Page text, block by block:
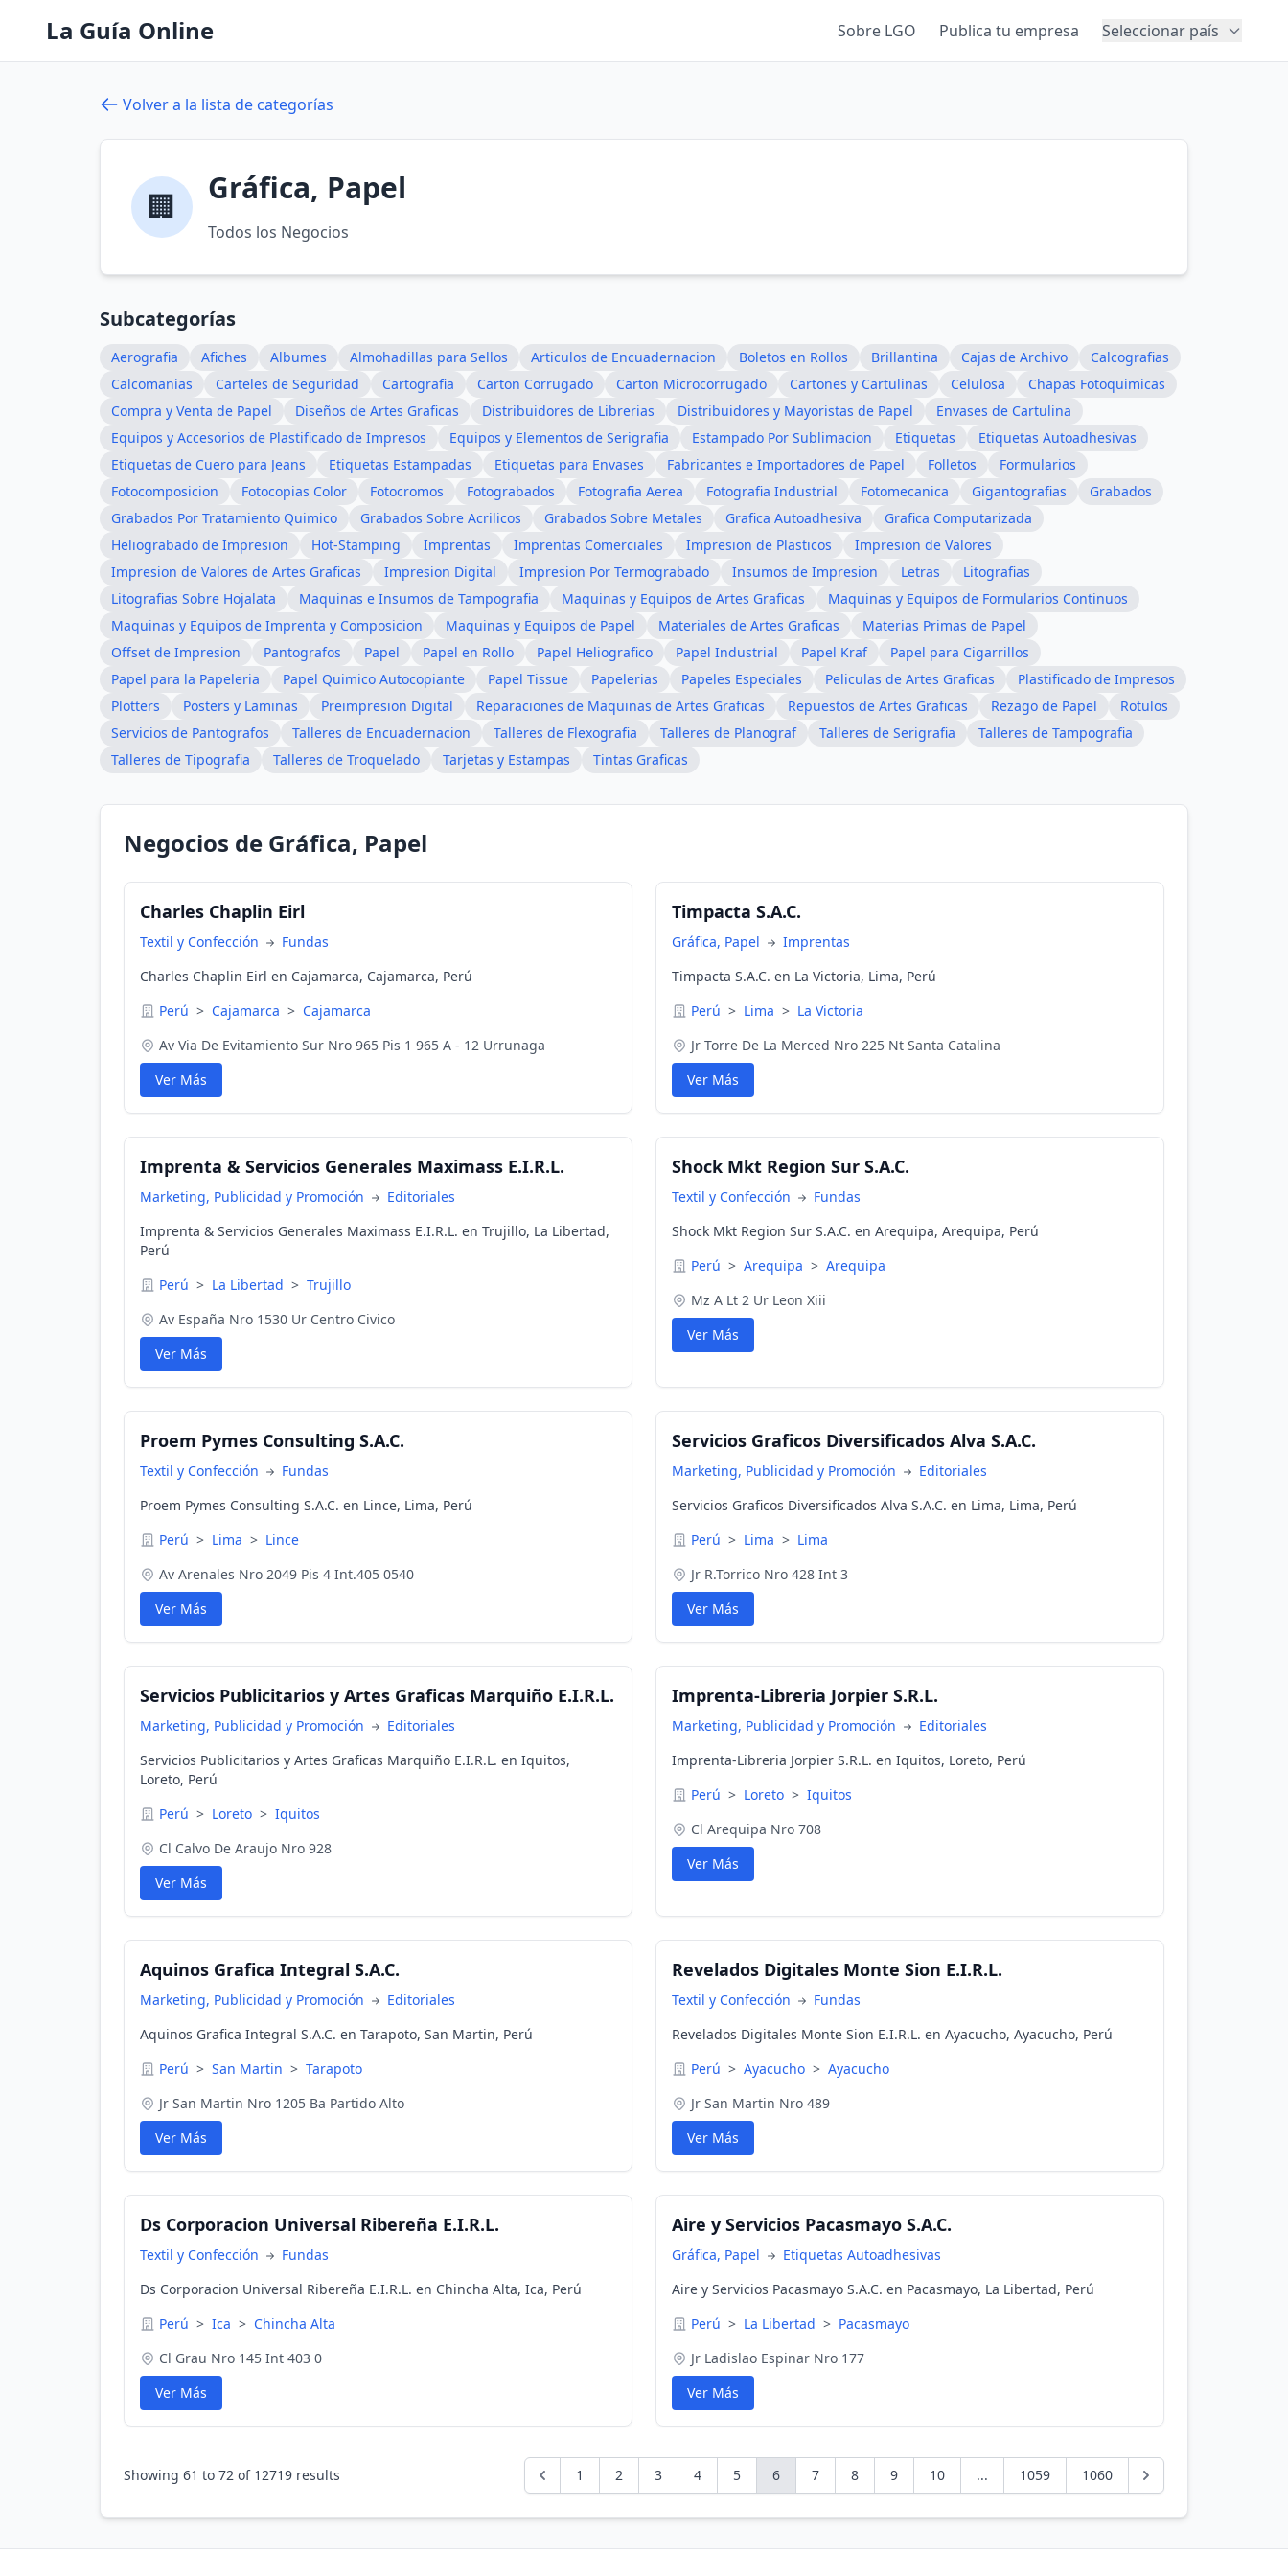
La Guía Online Sobre LGO Publica tu empresa Seleccionar país
Volver a la lista de categorías
🏢 Gráfica, Papel
Todos los Negocios
Subcategorías
Aerografia Afiches Albumes Almohadillas para Sellos Articulos de Encuadernacion Boletos en Rollos Brillantina Cajas de Archivo
Calcografias
Calcomanias
Carteles de Seguridad Cartografia Carton Corrugado Carton Microcorrugado Cartones y Cartulinas Celulosa
Chapas Fotoquimicas
Compra y Venta de Papel
Diseños de Artes Graficas Distribuidores de Librerias Distribuidores y Mayoristas de Papel
Envases de Cartulina
Equipos y Accesorios de Plastificado de Impresos
Equipos y Elementos de Serigrafia Estampado Por Sublimacion Etiquetas
Etiquetas Autoadhesivas
Etiquetas de Cuero para Jeans
Etiquetas Estampadas Etiquetas para Envases Fabricantes e Importadores de Papel Folletos
Formularios
Fotocomposicion
Fotocopias Color Fotocromos Fotograbados Fotografia Aerea Fotografia Industrial Fotomecanica Gigantografias
Grabados
Grabados Por Tratamiento Quimico
Grabados Sobre Acrilicos Grabados Sobre Metales Grafica Autoadhesiva
Grafica Computarizada
Heliograbado de Impresion
Hot-Stamping Imprentas Imprentas Comerciales Impresion de Plasticos
Impresion de Valores
Impresion de Valores de Artes Graficas
Impresion Digital Impresion Por Termograbado Insumos de Impresion Letras
Litografias
Litografias Sobre Hojalata
Maquinas e Insumos de Tampografia Maquinas y Equipos de Artes Graficas
Maquinas y Equipos de Formularios Continuos
Maquinas y Equipos de Imprenta y Composicion
Maquinas y Equipos de Papel Materiales de Artes Graficas
Materias Primas de Papel
Offset de Impresion
Pantografos Papel Papel en Rollo Papel Heliografico Papel Industrial Papel Kraf
Papel para Cigarrillos
Papel para la Papeleria
Papel Quimico Autocopiante Papel Tissue Papelerias Papeles Especiales Peliculas de Artes Graficas
Plastificado de Impresos
Plotters
Posters y Laminas Preimpresion Digital Reparaciones de Maquinas de Artes Graficas Repuestos de Artes Graficas Rezago de Papel
Rotulos
Servicios de Pantografos
Talleres de Encuadernacion Talleres de Flexografia Talleres de Planograf Talleres de Serigrafia
Talleres de Tampografia
Talleres de Tipografia
Talleres de Troquelado Tarjetas y Estampas Tintas Graficas
Negocios de Gráfica, Papel
Charles Chaplin Eirl
Textil y Confección
Fundas
Charles Chaplin Eirl en Cajamarca, Cajamarca, Perú
Perú > Cajamarca > Cajamarca
Av Via De Evitamiento Sur Nro 965 Pis 1 965 A - 12 Urrunaga
Ver Más
Timpacta S.A.C.
Gráfica, Papel
Imprentas
Timpacta S.A.C. en La Victoria, Lima, Perú
Perú > Lima > La Victoria
Jr Torre De La Merced Nro 225 Nt Santa Catalina
Ver Más
Imprenta & Servicios Generales Maximass E.I.R.L.
Marketing, Publicidad y Promoción
Editoriales
Imprenta & Servicios Generales Maximass E.I.R.L. en Trujillo, La Libertad,
Perú
Perú > La Libertad > Trujillo
Av España Nro 1530 Ur Centro Civico
Ver Más
Shock Mkt Region Sur S.A.C.
Textil y Confección
Fundas
Shock Mkt Region Sur S.A.C. en Arequipa, Arequipa, Perú
Perú > Arequipa > Arequipa
Mz A Lt 2 Ur Leon Xiii
Ver Más
Proem Pymes Consulting S.A.C.
Textil y Confección
Fundas
Proem Pymes Consulting S.A.C. en Lince, Lima, Perú
Perú > Lima > Lince
Av Arenales Nro 2049 Pis 4 Int.405 0540
Ver Más
Servicios Graficos Diversificados Alva S.A.C.
Marketing, Publicidad y Promoción
Editoriales
Servicios Graficos Diversificados Alva S.A.C. en Lima, Lima, Perú
Perú > Lima > Lima
Jr R.Torrico Nro 428 Int 3
Ver Más
Servicios Publicitarios y Artes Graficas Marquiño E.I.R.L.
Marketing, Publicidad y Promoción
Editoriales
Servicios Publicitarios y Artes Graficas Marquiño E.I.R.L. en Iquitos,
Loreto, Perú
Perú > Loreto > Iquitos
Cl Calvo De Araujo Nro 928
Ver Más
Imprenta-Libreria Jorpier S.R.L.
Marketing, Publicidad y Promoción
Editoriales
Imprenta-Libreria Jorpier S.R.L. en Iquitos, Loreto, Perú
Perú > Loreto > Iquitos
Cl Arequipa Nro 708
Ver Más
Aquinos Grafica Integral S.A.C.
Marketing, Publicidad y Promoción
Editoriales
Aquinos Grafica Integral S.A.C. en Tarapoto, San Martin, Perú
Perú > San Martin > Tarapoto
Jr San Martin Nro 1205 Ba Partido Alto
Ver Más
Revelados Digitales Monte Sion E.I.R.L.
Textil y Confección
Fundas
Revelados Digitales Monte Sion E.I.R.L. en Ayacucho, Ayacucho, Perú
Perú > Ayacucho > Ayacucho
Jr San Martin Nro 489
Ver Más
Ds Corporacion Universal Ribereña E.I.R.L.
Textil y Confección
Fundas
Ds Corporacion Universal Ribereña E.I.R.L. en Chincha Alta, Ica, Perú
Perú > Ica > Chincha Alta
Cl Grau Nro 145 Int 403 0
Ver Más
Aire y Servicios Pacasmayo S.A.C.
Gráfica, Papel
Etiquetas Autoadhesivas
Aire y Servicios Pacasmayo S.A.C. en Pacasmayo, La Libertad, Perú
Perú > La Libertad > Pacasmayo
Jr Ladislao Espinar Nro 177
Ver Más
Showing 61 to 72 of 12719 results 1 2 3 4 5 6 7 8 9 10 ... 1059 1060